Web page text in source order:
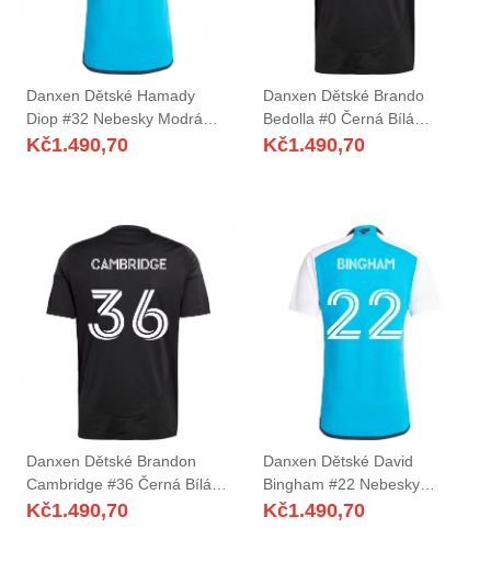
Danxen Dětské Hamady
Diop #32 Nebesky Modrá
Bílá Domů Hráčské Dresy
Kč1.490,70
Danxen Dětské Brando
Bedolla #0 Černá Bílá
Daleko Hráčské Dresy
Kč1.490,70
Danxen Dětské Brandon
Cambridge #36 Černá Bílá
Daleko Hráčské Dresy
Kč1.490,70
Danxen Dětské David
Bingham #22 Nebesky
Modrá Bílá Domů Hráčské
Kč1.490,70